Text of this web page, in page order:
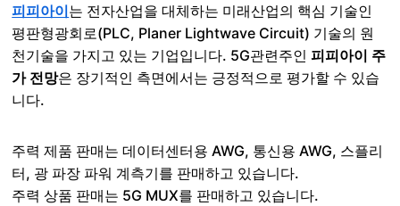
피피아이는 전자산업을 대체하는 미래산업의 핵심 기술인
평판형광회로(PLC, Planer Lightwave Circuit) 기술의 원
천기술을 가지고 있는 기업입니다. 5G관련주인피피아이 주
가 전망은 장기적인 측면에서는 긍정적으로 평가할 수 있습
니다.
주력 제품 판매는 데이터센터용 AWG, 통신용 AWG, 스플리
터, 광 파장 파워 계측기를 판매하고 있습니다.
주력 상품 판매는 5G MUX를 판매하고 있습니다.